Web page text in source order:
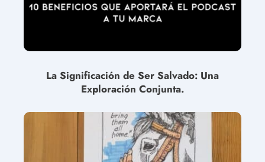
La Significación de Ser Salvado: Una
Exploración Conjunta.